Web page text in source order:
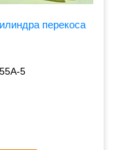
перекоса
5